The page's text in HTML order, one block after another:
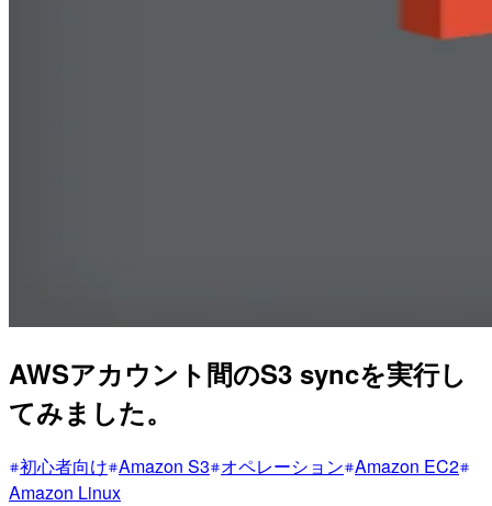
AWSアカウント間のS3 syncを実行し
てみました。
初心者向け Amazon S3 オペレーション Amazon EC2
Amazon Linux